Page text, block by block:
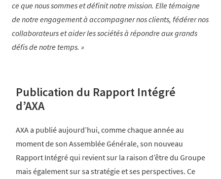
ce que nous sommes et définit notre mission. Elle témoigne
de notre engagement à accompagner nos clients, fédérer nos
collaborateurs et aider les sociétés à répondre aux grands
défis de notre temps.
Publication du Rapport Intégré
d’AXA
AXA a publié aujourd’hui, comme chaque année au
moment de son Assemblée Générale, son nouveau
Rapport Intégré qui revient sur la raison d’être du Groupe
mais également sur sa stratégie et ses perspectives. Ce